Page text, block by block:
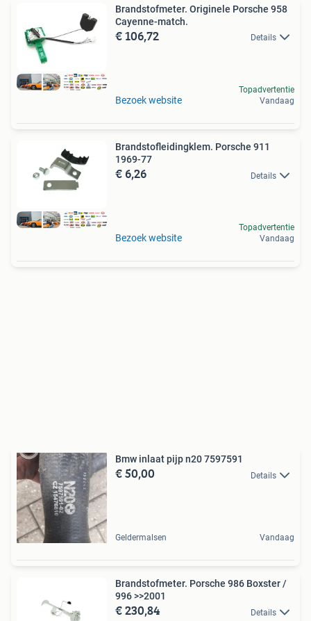
Brandstofmeter. Originele Porsche 958
Cayenne-match.
€ 106,72 Details
Bezoek website
Topadvertentie
Vandaag
Brandstofleidingklem. Porsche 911
1969-77
€ 6,26 Details
Bezoek website
Topadvertentie
Vandaag
Bmw inlaat pijp n20 7597591
€ 50,00 Details
Geldermalsen Vandaag
Brandstofmeter. Porsche 986 Boxster /
996 >>2001
€ 230,84 Details